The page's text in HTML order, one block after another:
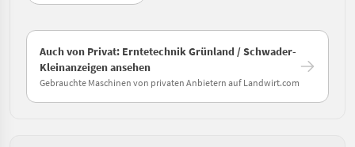
Auch von Privat: Erntetechnik Grünland / Schwader-
Kleinanzeigen ansehen
Gebrauchte Maschinen von privaten Anbietern auf Landwirt.com